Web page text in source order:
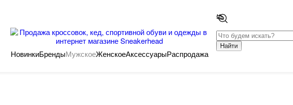
Найти
НовинкиБрендыМужскоеЖенскоеАксессуарыРаспродажа